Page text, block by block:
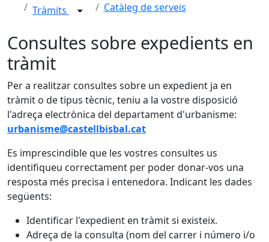
Tràmits Catàleg de serveis
Consultes sobre expedients en
tràmit
Per a realitzar consultes sobre un expedient ja en
tràmit o de tipus tècnic, teniu a la vostre disposició
l'adreça electrònica del departament d'urbanisme:
urbanisme@castellbisbal.cat
Es imprescindible que les vostres consultes us
identifiqueu correctament per poder donar-vos una
resposta més precisa i entenedora. Indicant les dades
següents:
Identificar l'expedient en tràmit si existeix.
Adreça de la consulta (nom del carrer i número i/o